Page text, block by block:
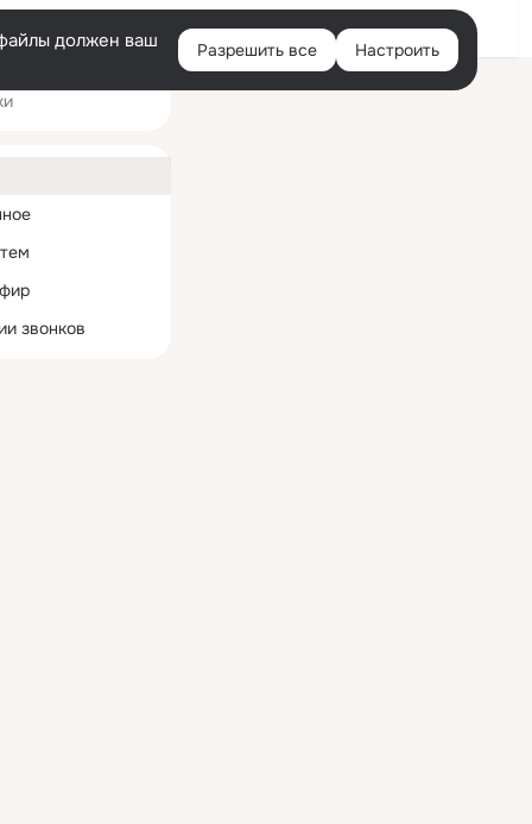
Войти
должен ваш Разрешить все Настроить
звонков